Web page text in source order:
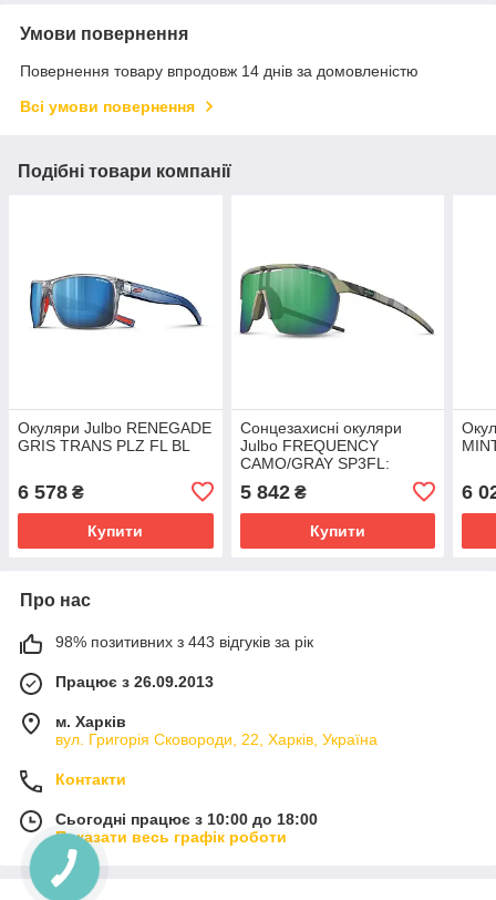
Умови повернення
Повернення товару впродовж 14 днів за домовленістю
Всі умови повернення
Подібні товари компанії
Окуляри Julbo RENEGADE
GRIS TRANS PLZ FL BL
6 578 ₴
Купити
Сонцезахисні окуляри
Julbo FREQUENCY
CAMO/GRAY SP3FL:
комфортна посадка
5 842₴
Купити
6
Про нас
98% позитивних з 443 відгуків за рік
Працює з 26.09.2013
м. Харків
вул. Григорія Сковороди, 22, Харків, Україна
Контакти
Сьогодні працює з 10:00 до 18:00
Показати весь графік роботи